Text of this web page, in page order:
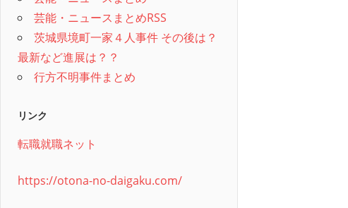
芸能・ニュースまとめRSS
茨城県境町一家４人事件 その後は？
最新など進展は？？
行方不明事件まとめ
リンク
転職就職ネット
https://otona-no-daigaku.com/